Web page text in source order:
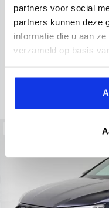
partners voor social
partners kunnen deze
informatie die u aan
verzameld op basis
34.998 km
electronic climate
Kopen
36.895,-